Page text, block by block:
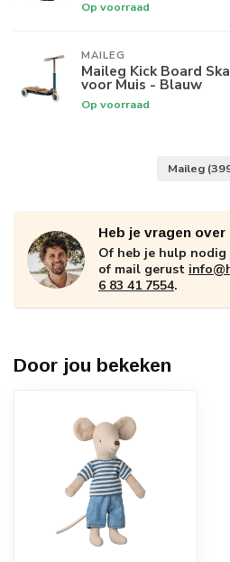
Op voorraad
MAILEG
Maileg Kick Board
voor Muis - Blauw
Op voorraad
Maileg
Heb je vragen
Of heb je hulp
of mail gerust
6 83 41 7554.
Door jou bekeken